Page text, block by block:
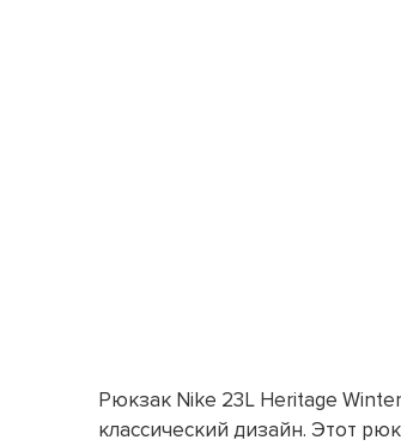
Рюкзак Nike 23L Heritage
классический дизайн. Этот